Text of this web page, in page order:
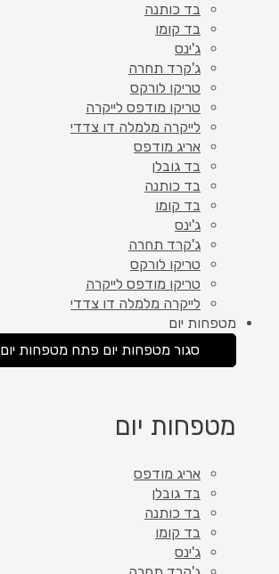
בד כותנה
בד קומו
ג'ינס
ג'קרד תחרה
טריקו לורקס
טריקו מודפס לייקרה
לייקרה מלמלה דו צדדי
אריג מודפס
בד גובלן
בד כותנה
בד קומו
ג'ינס
ג'קרד תחרה
טריקו לורקס
טריקו מודפס לייקרה
לייקרה מלמלה דו צדדי
מטפחות יום
סגור מטפחות יום פתח מטפחות יום
מטפחות יום
אריג מודפס
בד גובלן
בד כותנה
בד קומו
ג'ינס